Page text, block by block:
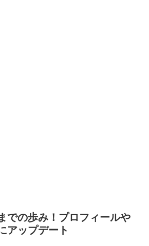
での歩み！プロフィールや
アップデート